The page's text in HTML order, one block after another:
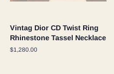
Vintag Dior CD Twist Ring
Rhinestone Tassel Necklace
定
$1,280.00